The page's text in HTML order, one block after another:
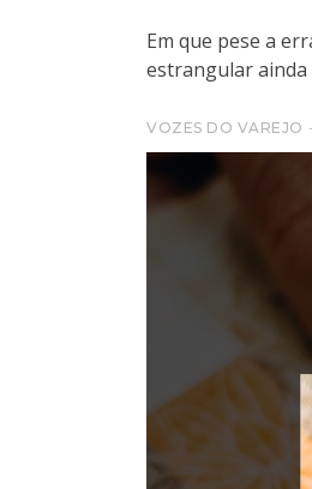
Em que pese a
estrangular ainda
VOZES DO VAREJO